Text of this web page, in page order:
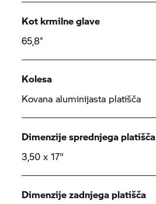
Kot krmilne glave
65,8°
Kolesa
Kovana aluminijasta platišča
Dimenzije sprednjega platišča
3,50 x 17"
Dimenzije zadnjega platišča